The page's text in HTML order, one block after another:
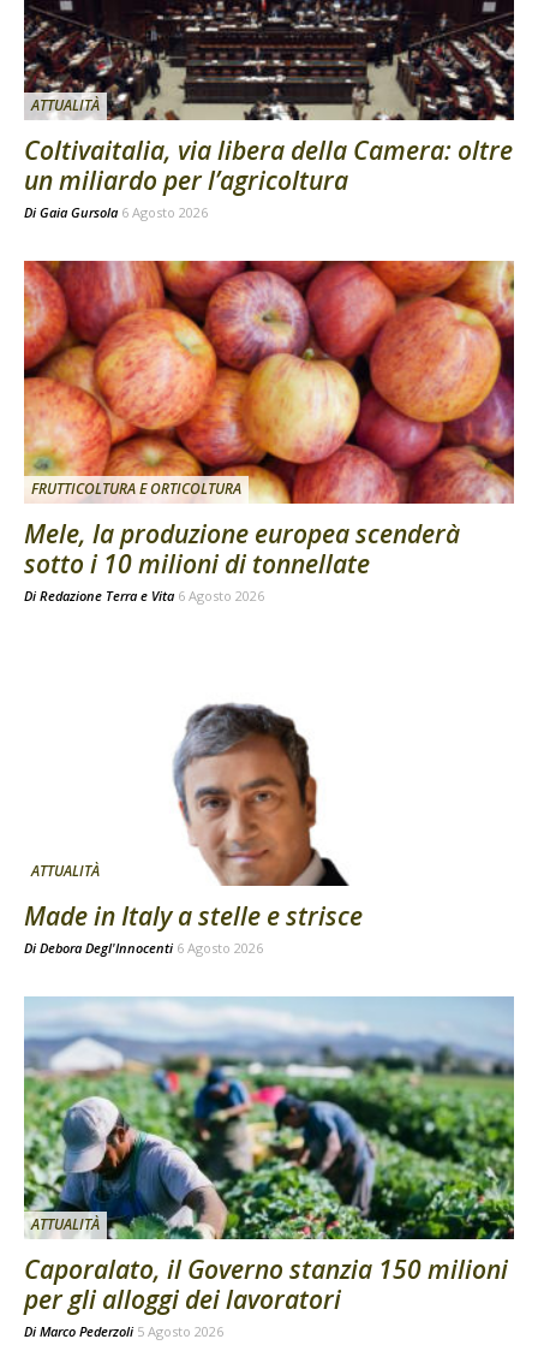
ATTUALITÀ
Coltivaitalia, via libera della Camera: oltre
un miliardo per l’agricoltura
Di Gaia Gursola 6 Agosto 2026
FRUTTICOLTURA E ORTICOLTURA
Mele, la produzione europea scenderà
sotto i 10 milioni di tonnellate
Di Redazione Terra e Vita 6 Agosto 2026
ATTUALITÀ
Made in Italy a stelle e strisce
Di Debora Degl'Innocenti 6 Agosto 2026
ATTUALITÀ
Caporalato, il Governo stanzia 150 milioni
per gli alloggi dei lavoratori
Di Marco Pederzoli 5 Agosto 2026